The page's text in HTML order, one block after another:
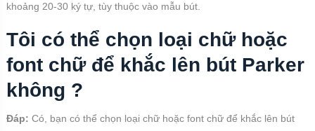
khoảng 20-30 ký tự, tùy thuộc vào mẫu bút.
Tôi có thể chọn loại chữ hoặc
font chữ để khắc lên bút Parker
không ?
Đáp: Có, bạn có thể chọn loại chữ hoặc font chữ để khắc lên bút